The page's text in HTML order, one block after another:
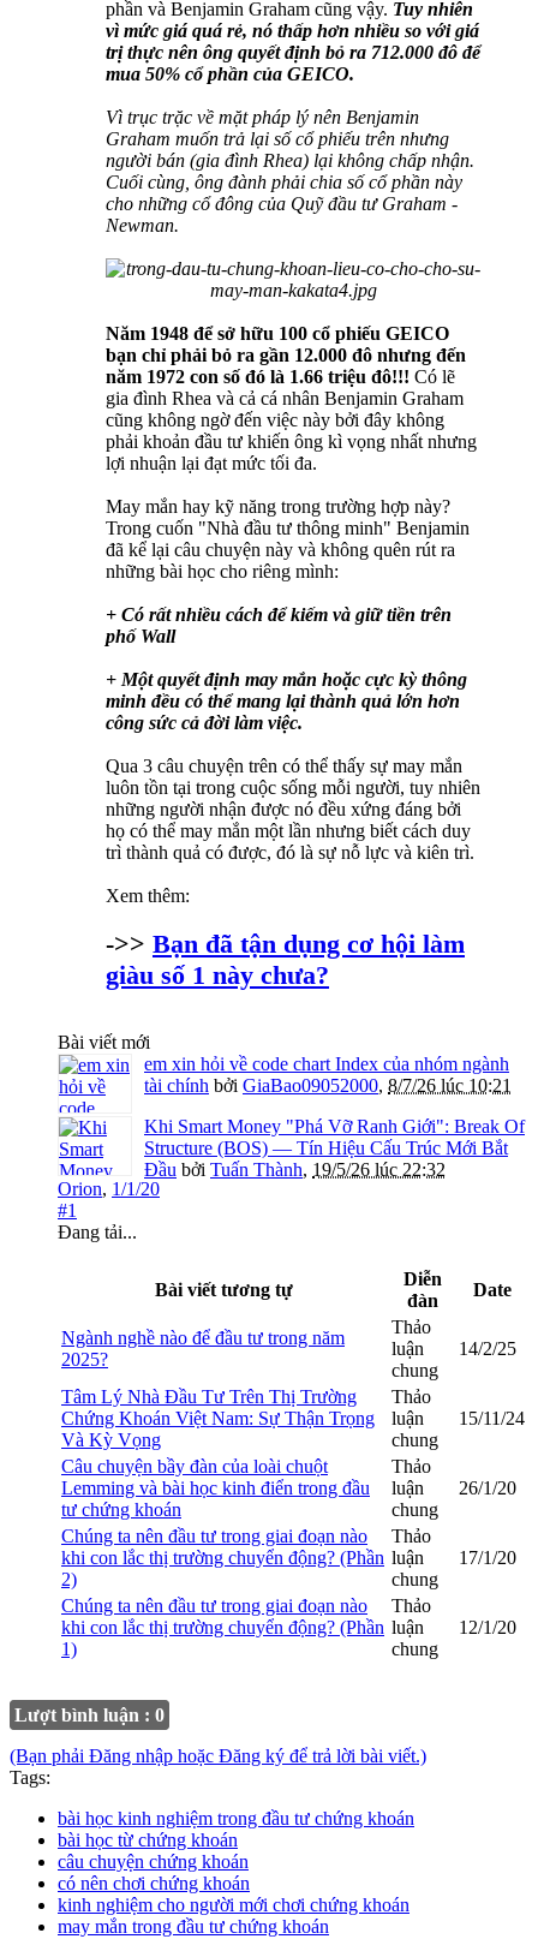
phần và Benjamin Graham cũng vậy. Tuy nhiên
vì mức giá quá rẻ, nó thấp hơn nhiều so với giá
trị thực nên ông quyết định bỏ ra 712.000 đô để
mua 50% cổ phần của GEICO.
Vì trục trặc về mặt pháp lý nên Benjamin
Graham muốn trả lại số cổ phiếu trên nhưng
người bán (gia đình Rhea) lại không chấp nhận.
Cuối cùng, ông đành phải chia số cổ phần này
cho những cổ đông của Quỹ đầu tư Graham -
Newman.
Năm 1948 để sở hữu 100 cổ phiếu GEICO
bạn chỉ phải bỏ ra gần 12.000 đô nhưng đến
năm 1972 con số đó là 1.66 triệu đô!!! Có lẽ
gia đình Rhea và cả cá nhân Benjamin Graham
cũng không ngờ đến việc này bởi đây không
phải khoản đầu tư khiến ông kì vọng nhất nhưng
lợi nhuận lại đạt mức tối đa.
May mắn hay kỹ năng trong trường hợp này?
Trong cuốn "Nhà đầu tư thông minh" Benjamin
đã kể lại câu chuyện này và không quên rút ra
những bài học cho riêng mình:
+ Có rất nhiều cách để kiếm và giữ tiền trên
phố Wall
+ Một quyết định may mắn hoặc cực kỳ thông
minh đều có thể mang lại thành quả lớn hơn
công sức cả đời làm việc.
Qua 3 câu chuyện trên có thể thấy sự may mắn
luôn tồn tại trong cuộc sống mỗi người, tuy nhiên
những người nhận được nó đều xứng đáng bởi
họ có thể may mắn một lần nhưng biết cách duy
trì thành quả có được, đó là sự nỗ lực và kiên trì.
Xem thêm:
->> Bạn đã tận dụng cơ hội làm
giàu số 1 này chưa?
Bài viết mới
em xin hỏi về code chart Index của nhóm ngành
tài chính bởi GiaBao09052000, 8/7/26 lúc 10:21
Khi Smart Money "Phá Vỡ Ranh Giới": Break Of
Structure (BOS) — Tín Hiệu Cấu Trúc Mới Bắt
Đầu bởi Tuấn Thành, 19/5/26 lúc 22:32
Orion, 1/1/20
#1
Đang tải...
Bài viết tương tự
Diễn
đàn
Date
Ngành nghề nào để đầu tư trong năm
2025?
Thảo
luận
chung
14/2/25
Tâm Lý Nhà Đầu Tư Trên Thị Trường
Chứng Khoán Việt Nam: Sự Thận Trọng
Và Kỳ Vọng
Thảo
luận
chung
15/11/24
Câu chuyện bầy đàn của loài chuột
Lemming và bài học kinh điển trong đầu
tư chứng khoán
Thảo
luận
chung
26/1/20
Chúng ta nên đầu tư trong giai đoạn nào
khi con lắc thị trường chuyển động? (Phần
2)
Thảo
luận
chung
17/1/20
Chúng ta nên đầu tư trong giai đoạn nào
khi con lắc thị trường chuyển động? (Phần
1)
Thảo
luận
chung
12/1/20
Lượt bình luận : 0
(Bạn phải Đăng nhập hoặc Đăng ký để trả lời bài viết.)
Tags:
bài học kinh nghiệm trong đầu tư chứng khoán
bài học từ chứng khoán
câu chuyện chứng khoán
có nên chơi chứng khoán
kinh nghiệm cho người mới chơi chứng khoán
may mắn trong đầu tư chứng khoán